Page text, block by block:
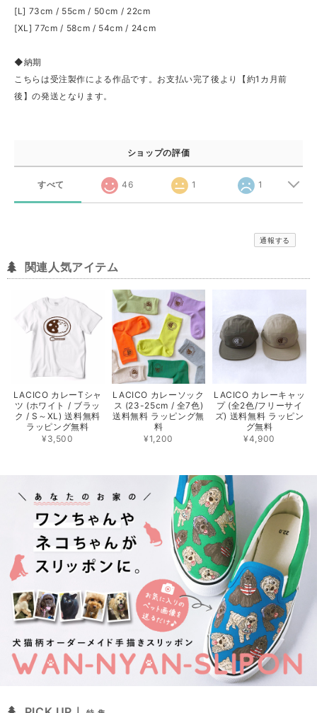
[L] 73cm / 55cm / 50cm / 22cm
[XL] 77cm / 58cm / 54cm / 24cm
◆納期
こちらは受注製作による作品です。お支払い完了後より【約1カ月前
後】の発送となります。
ショップの評価
すべて 46 1 1
通報する
関連人気アイテム
LACICO カレーTシャ
ツ (ホワイト / ブラッ
ク / S～XL) 送料無料
ラッピング無料
¥3,500
LACICO カレーソック
ス (23-25cm / 全7色)
送料無料 ラッピング無
料
¥1,200
LACICO カレーキャッ
プ (全2色/フリーサイ
ズ) 送料無料 ラッピン
グ無料
¥4,900